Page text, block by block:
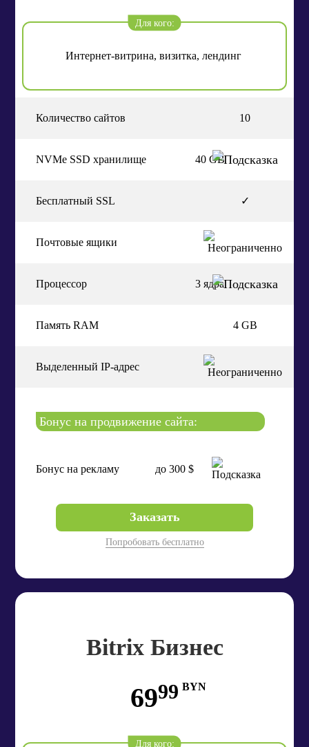
Для кого:
Интернет-витрина, визитка, лендинг
Количество сайтов 10
NVMe SSD хранилище 40 GB
Бесплатный SSL ✓
Почтовые ящики
Процессор 3 ядра
Память RAM 4 GB
Выделенный IP-адрес
Бонус на продвижение сайта:
Бонус на рекламу до 300 $
Заказать
Попробовать бесплатно
Bitrix Бизнес
6999 BYN
Для кого: